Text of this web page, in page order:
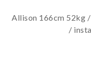
Allison 166cm 52kg
/